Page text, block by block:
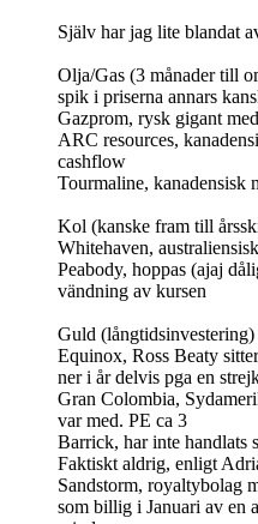
Själv har jag lite blandat
Olja/Gas (3 månader till
spik i priserna annars
Gazprom, rysk gigant
ARC resources,
cashflow
Tourmaline, kanadensisk
Kol (kanske fram till
Whitehaven,
Peabody, hoppas (ajaj
vändning av kursen
Guld (långtidsinvestering)
Equinox, Ross Beaty
ner i år delvis pga en
Gran Colombia,
var med. PE ca 3
Barrick, har inte handlats
Faktiskt aldrig, enligt
Sandstorm, royaltybolag
som billig i Januari av en